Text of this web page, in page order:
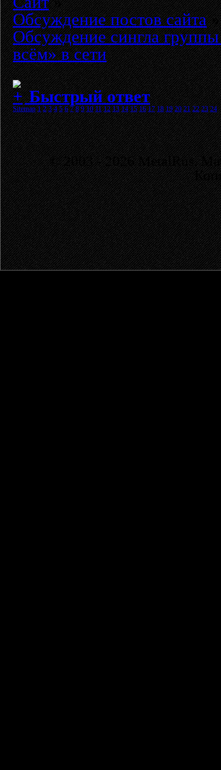
Обсуждение постов сайта»
Обсуждение сингла
всём» в сети
Быстрый ответ
Sitemap 1 2 3 4 5 6 7 8 9 10 11 12 13 14 15 16 17 18 19 20 21 22 23 24
© 2003 - 2026 MetalRus.